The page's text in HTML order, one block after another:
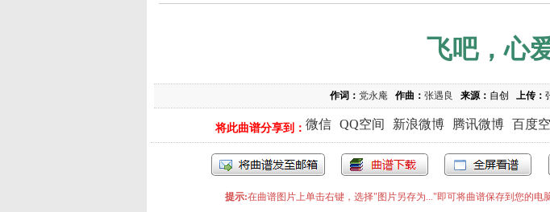
飞吧，心
作词： 党永庵 作曲： 张遇良 来源： 自创 上传：
将此曲谱分享到： 微信 QQ空间 新浪微博 腾讯微博 百度
提示:在曲谱图片上单击右键，选择"图片另存为..."即可将曲谱保存到您的电